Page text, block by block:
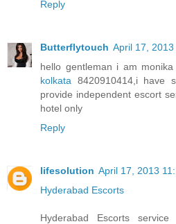
Reply
Butterflytouch April 17, 2013
hello gentleman i am monika
kolkata 8420910414,i have
provide independent escort
hotel only
Reply
lifesolution April 17, 2013
Hyderabad Escorts
Hyderabad Escorts